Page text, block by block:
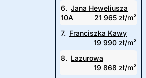
6. Jana Heweliusza
10A
21 965 zł/m²
7. Franciszka Kawy
19 990 zł/m²
8. Lazurowa
19 868 zł/m²